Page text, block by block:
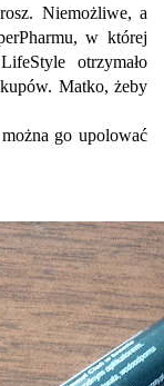
Niemożliwe, a
w której
otrzymało
Matko, żeby
go upolować